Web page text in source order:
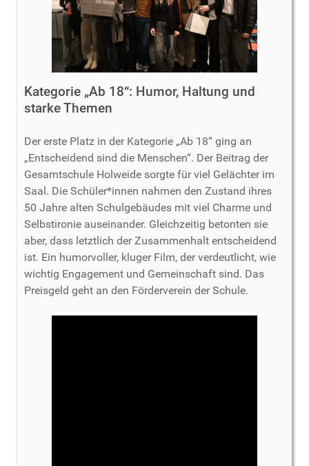
Kategorie „Ab 18“: Humor, Haltung und
starke Themen
Der erste Platz in der Kategorie „Ab 18“ ging an
„Entscheidend sind die Menschen“. Der Beitrag der
Gesamtschule Holweide sorgte für viel Gelächter im
Saal. Die Schüler*innen nahmen den Zustand ihres
50 Jahre alten Schulgebäudes mit viel Charme und
Selbstironie auseinander. Gleichzeitig betonten sie
aber, dass letztlich der Zusammenhalt entscheidend
ist. Ein humorvoller, kluger Film, der verdeutlicht, wie
wichtig Engagement und Gemeinschaft sind. Das
Preisgeld geht an den Förderverein der Schule.